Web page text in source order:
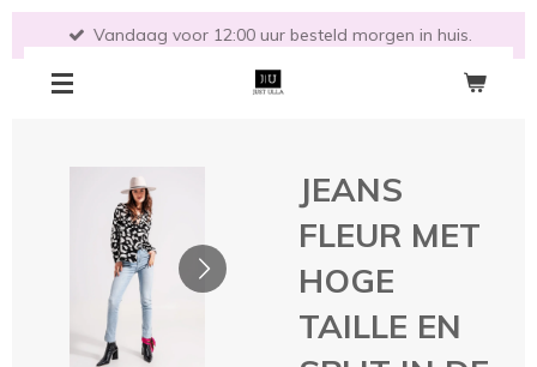
direct
Vandaag voor 12:00 uur besteld morgen in huis.
JEANS
FLEUR MET
HOGE
TAILLE EN